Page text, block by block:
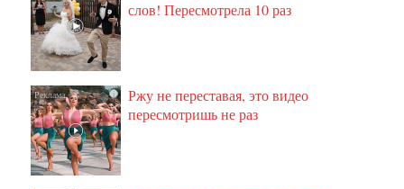
слов! Пересмотрела 10 раз
i
Ржу не переставая, это видео
пересмотришь не раз